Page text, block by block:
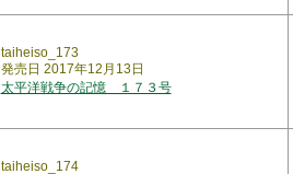
taiheiso_173
発売日 2017年12月13日
太平洋戦争の記憶 １７３号
taiheiso_174